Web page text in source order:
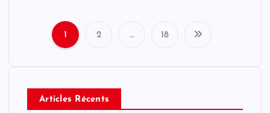
s
1 2 … 18
Articles Récents